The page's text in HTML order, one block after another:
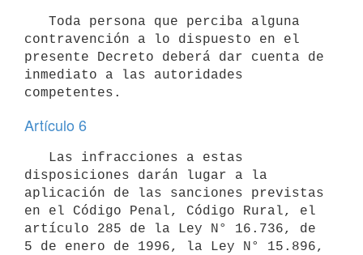
contravención a lo dispuesto en el
presente Decreto deberá dar cuenta de
inmediato a las autoridades
Artículo 6
disposiciones darán lugar a la
aplicación de las sanciones previstas
en el Código Penal, Código Rural, el
artículo 285 de la Ley N° 16.736, de
5 de enero de 1996, la Ley N° 15.896,